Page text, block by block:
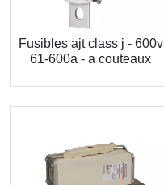
Fusibles ajt class j - 600v
61-600a - a couteaux